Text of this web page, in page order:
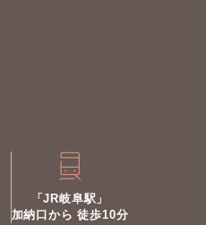
「JR岐阜駅」
加納口から 徒歩10分